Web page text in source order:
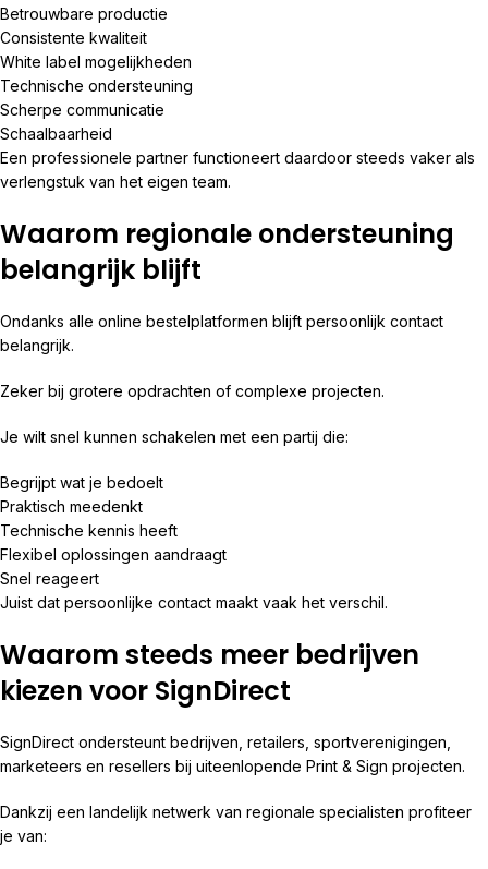
Betrouwbare productie
Consistente kwaliteit
White label mogelijkheden
Technische ondersteuning
Scherpe communicatie
Schaalbaarheid
Een professionele partner functioneert daardoor steeds vaker als
verlengstuk van het eigen team.
Waarom regionale ondersteuning
belangrijk blijft
Ondanks alle online bestelplatformen blijft persoonlijk contact
belangrijk.
Zeker bij grotere opdrachten of complexe projecten.
Je wilt snel kunnen schakelen met een partij die:
Begrijpt wat je bedoelt
Praktisch meedenkt
Technische kennis heeft
Flexibel oplossingen aandraagt
Snel reageert
Juist dat persoonlijke contact maakt vaak het verschil.
Waarom steeds meer bedrijven
kiezen voor SignDirect
SignDirect ondersteunt bedrijven, retailers, sportverenigingen,
marketeers en resellers bij uiteenlopende Print & Sign projecten.
Dankzij een landelijk netwerk van regionale specialisten profiteer
je van: